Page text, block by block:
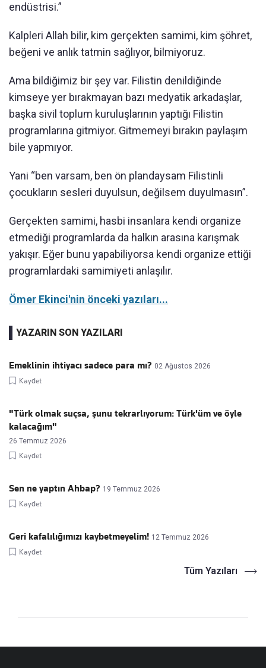
endüstrisi.”
Kalpleri Allah bilir, kim gerçekten samimi, kim şöhret,
beğeni ve anlık tatmin sağlıyor, bilmiyoruz.
Ama bildiğimiz bir şey var. Filistin denildiğinde
kimseye yer bırakmayan bazı medyatik arkadaşlar,
başka sivil toplum kuruluşlarının yaptığı Filistin
programlarına gitmiyor. Gitmemeyi bırakın paylaşım
bile yapmıyor.
Yani “ben varsam, ben ön plandaysam Filistinli
çocukların sesleri duyulsun, değilsem duyulmasın”.
Gerçekten samimi, hasbi insanlara kendi organize
etmediği programlarda da halkın arasına karışmak
yakışır. Eğer bunu yapabiliyorsa kendi organize ettiği
programlardaki samimiyeti anlaşılır.
Ömer Ekinci'nin önceki yazıları...
YAZARIN SON YAZILARI
Emeklinin ihtiyacı sadece para mı? 02 Ağustos 2026
Kaydet
"Türk olmak suçsa, şunu tekrarlıyorum: Türk'üm ve öyle
kalacağım"
26 Temmuz 2026
Kaydet
Sen ne yaptın Ahbap? 19 Temmuz 2026
Kaydet
Geri kafalılığımızı kaybetmeyelim! 12 Temmuz 2026
Kaydet
Tüm Yazıları